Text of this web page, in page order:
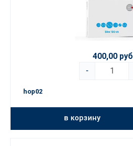
400,00 руб
-
hop02
в корзину